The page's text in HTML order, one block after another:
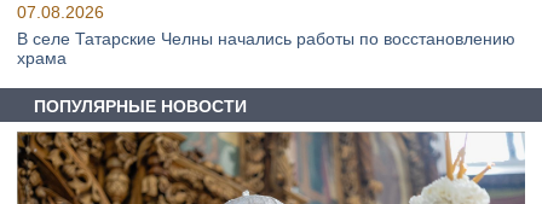
07.08.2026
В селе Татарские Челны начались работы по восстановлению
храма
ПОПУЛЯРНЫЕ НОВОСТИ